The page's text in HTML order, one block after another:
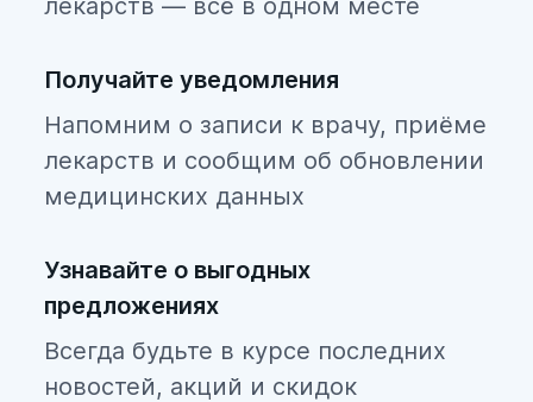
лекарств — всё в одном месте
Получайте уведомления
Напомним о записи к врачу, приёме
лекарств и сообщим об обновлении
медицинских данных
Узнавайте о выгодных
предложениях
Всегда будьте в курсе последних
новостей, акций и скидок